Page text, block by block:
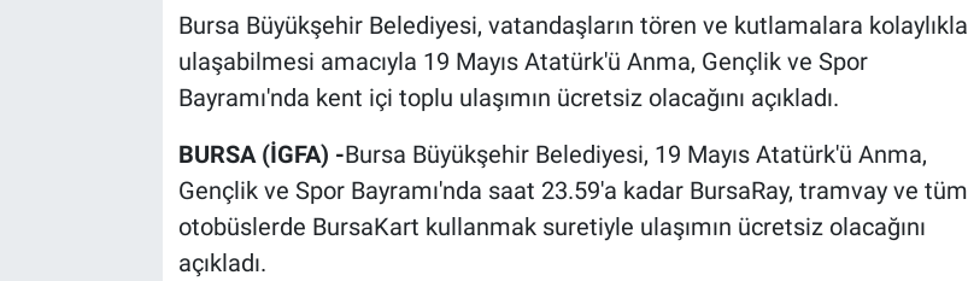
Bursa Büyükşehir Belediyesi, vatandaşların tören ve kutlamalara kolaylıkla
ulaşabilmesi amacıyla 19 Mayıs Atatürk'ü Anma, Gençlik ve Spor
Bayramı'nda kent içi toplu ulaşımın ücretsiz olacağını açıkladı.
BURSA (İGFA) -Bursa Büyükşehir Belediyesi, 19 Mayıs Atatürk'ü Anma,
Gençlik ve Spor Bayramı'nda saat 23.59'a kadar BursaRay, tramvay ve tüm
otobüslerde BursaKart kullanmak suretiyle ulaşımın ücretsiz olacağını
açıkladı.